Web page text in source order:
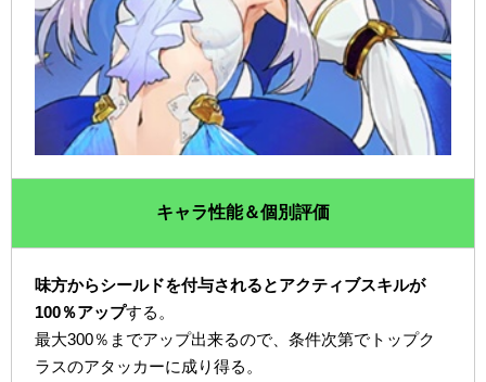
キャラ性能＆個別評価
味方からシールドを付与されるとアクティブスキルが
100％アップする。
最大300％までアップ出来るので、条件次第でトップク
ラスのアタッカーに成り得る。